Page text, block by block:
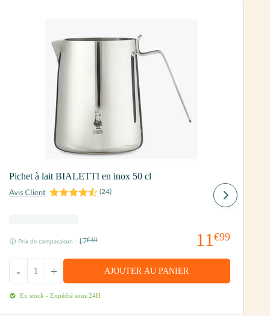
Pichet à lait BIALETTI en inox 50 cl
(24)
11 €99
Prix de comparaison :17€40
+
- AJOUTER AU PANIER
En stock - Expédié sous 24H